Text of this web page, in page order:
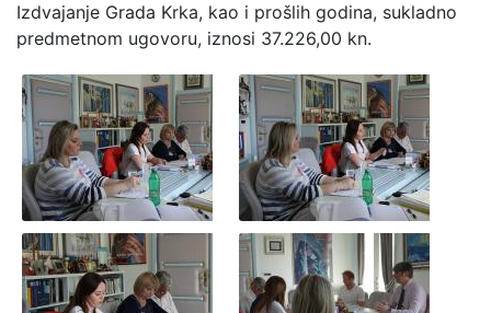
Izdvajanje Grada Krka, kao i prošlih godina, sukladno
predmetnom ugovoru, iznosi 37.226,00 kn.